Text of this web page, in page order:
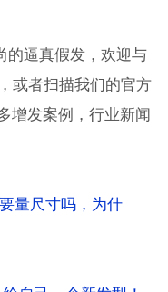
的逼真假发，欢迎与
或者扫描我们的官方
增发案例，行业新闻
量尺寸吗，为什